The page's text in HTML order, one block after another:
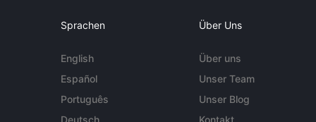
Sprachen
English
Español
Português
Deutsch
Über Uns
Über uns
Unser Team
Unser Blog
Kontakt